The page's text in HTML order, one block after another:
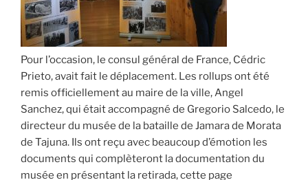
Pour l’occasion, le consul général de France, Cédric
Prieto, avait fait le déplacement. Les rollups ont été
remis officiellement au maire de la ville, Angel
Sanchez, qui était accompagné de Gregorio Salcedo, le
directeur du musée de la bataille de Jamara de Morata
de Tajuna. Ils ont reçu avec beaucoup d’émotion les
documents qui complèteront la documentation du
musée en présentant la retirada, cette page